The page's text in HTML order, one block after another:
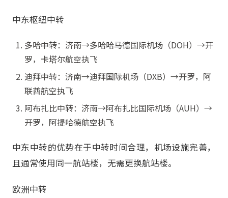
中东枢纽中转
多哈中转：济南→多哈哈马德国际机场（DOH）→开
罗，卡塔尔航空执飞
迪拜中转：济南→迪拜国际机场（DXB）→开罗，阿
联酋航空执飞
阿布扎比中转：济南→阿布扎比国际机场（AUH）→
开罗，阿提哈德航空执飞
中东中转的优势在于中转时间合理，机场设施完善，
且通常使用同一航站楼，无需更换航站楼。
欧洲中转